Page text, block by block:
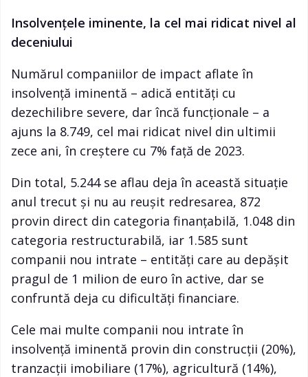
Insolvențele iminente, la cel mai ridicat nivel al
deceniului
Numărul companiilor de impact aflate în
insolvență iminentă – adică entități cu
dezechilibre severe, dar încă funcționale – a
ajuns la 8.749, cel mai ridicat nivel din ultimii
zece ani, în creștere cu 7% față de 2023.
Din total, 5.244 se aflau deja în această situație
anul trecut și nu au reușit redresarea, 872
provin direct din categoria finanțabilă, 1.048 din
categoria restructurabilă, iar 1.585 sunt
companii nou intrate – entități care au depășit
pragul de 1 milion de euro în active, dar se
confruntă deja cu dificultăți financiare.
Cele mai multe companii nou intrate în
insolvență iminentă provin din construcții (20%),
tranzacții imobiliare (17%), agricultură (14%),